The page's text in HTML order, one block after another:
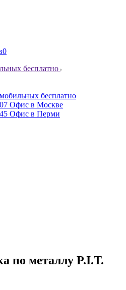
0
бесплатно
бесплатно
Офис в Москве
Офис в Перми
по металлу P.I.T.